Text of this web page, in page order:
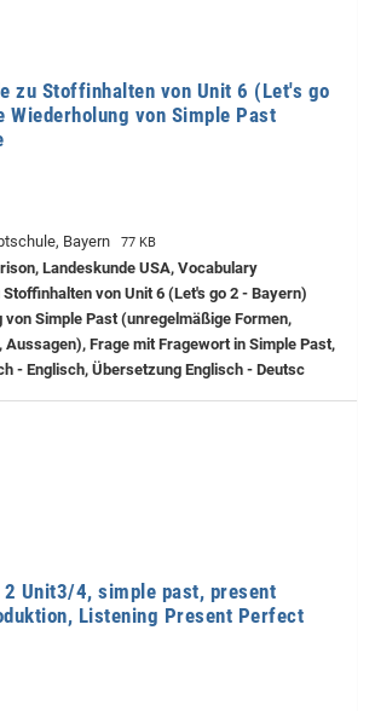
zu Stoffinhalten von Unit 6 (Let's go
Wiederholung von Simple Past
Bayern 77 KB
Landeskunde USA, Vocabulary
von Unit 6 (Let's go 2 - Bayern)
von Simple Past (unregelmäßige Formen,
Aussagen), Frage mit Fragewort in Simple Past,
- Englisch, Übersetzung Englisch - Deutsc
2 Unit3/4, simple past, present
Listening Present Perfect